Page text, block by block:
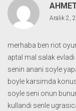
Aralık 2,
merhaba ben riot
aptal mal salak
senin anani soyle
boyle karsimda
soyle seni onun
kullandi senle